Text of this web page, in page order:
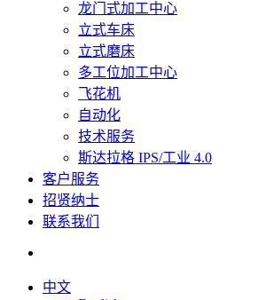
龙门式加工中心
立式车床
立式磨床
多工位加工中心
飞花机
自动化
技术服务
斯达拉格 IPS/工业 4.0
客户服务
招贤纳士
联系我们
中文